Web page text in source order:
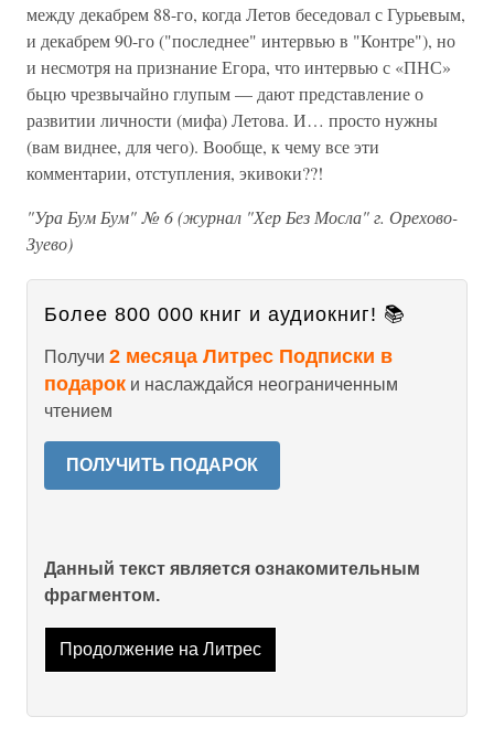
между декабрем 88-го, когда Летов беседовал с Гурьевым,
и декабрем 90-го ("последнее" интервью в "Контре"), но
и несмотря на признание Егора, что интервью с «ПНС»
бьцю чрезвычайно глупым — дают представление о
развитии личности (мифа) Летова. И… просто нужны
(вам виднее, для чего). Вообще, к чему все эти
комментарии, отступления, экивоки??!
"Ура Бум Бум" № 6 (журнал "Хер Без Мосла" г. Орехово-
Зуево)
Более 800 000 книг и аудиокниг! 📚
Получи 2 месяца Литрес Подписки в
подарок и наслаждайся неограниченным
чтением
ПОЛУЧИТЬ ПОДАРОК
Данный текст является ознакомительным
фрагментом.
Продолжение на Литрес